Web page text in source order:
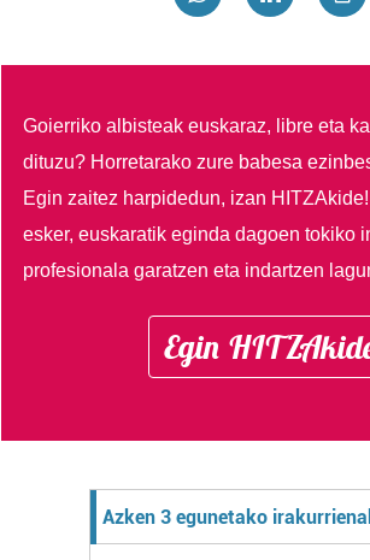
Goierriko albisteak euskaraz, libre eta
dituzu? Horretarako zure babesa
Egin zaitez harpidedun, izan
esker, euskaratik eginda dagoen tokiko
profesionala garatzen eta indartzen
Egin
Azken 3 egunetako